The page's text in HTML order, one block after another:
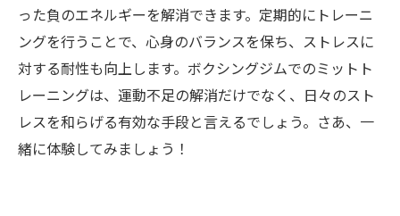
った負のエネルギーを解消できます。定期的にトレーニ
ングを行うことで、心身のバランスを保ち、ストレスに
対する耐性も向上します。ボクシングジムでのミットト
レーニングは、運動不足の解消だけでなく、日々のスト
レスを和らげる有効な手段と言えるでしょう。さあ、一
緒に体験してみましょう！